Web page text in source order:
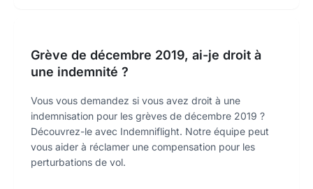
Grève de décembre 2019, ai-je droit à
une indemnité ?
Vous vous demandez si vous avez droit à une
indemnisation pour les grèves de décembre 2019 ?
Découvrez-le avec Indemniflight. Notre équipe peut
vous aider à réclamer une compensation pour les
perturbations de vol.